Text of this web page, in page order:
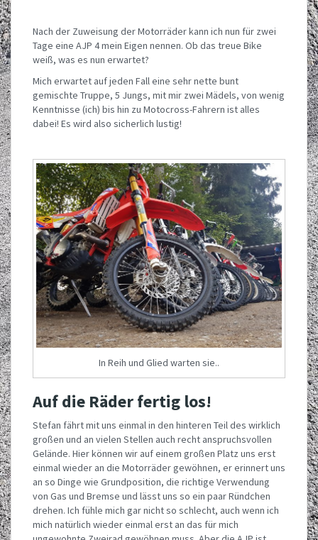
Nach der Zuweisung der Motorräder kann ich nun für zwei
Tage eine AJP 4 mein Eigen nennen. Ob das treue Bike
weiß, was es nun erwartet?
Mich erwartet auf jeden Fall eine sehr nette bunt
gemischte Truppe, 5 Jungs, mit mir zwei Mädels, von wenig
Kenntnisse (ich) bis hin zu Motocross-Fahrern ist alles
dabei! Es wird also sicherlich lustig!
In Reih und Glied warten sie..
Auf die Räder fertig los!
Stefan fährt mit uns einmal in den hinteren Teil des wirklich
großen und an vielen Stellen auch recht anspruchsvollen
Gelände. Hier können wir auf einem großen Platz uns erst
einmal wieder an die Motorräder gewöhnen, er erinnert uns
an so Dinge wie Grundposition, die richtige Verwendung
von Gas und Bremse und lässt uns so ein paar Ründchen
drehen. Ich fühle mich gar nicht so schlecht, auch wenn ich
mich natürlich wieder einmal erst an das für mich